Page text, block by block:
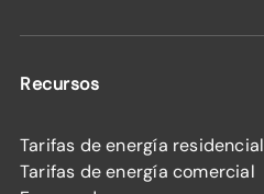
Recursos
Tarifas de energía residencial
Tarifas de energía comercial